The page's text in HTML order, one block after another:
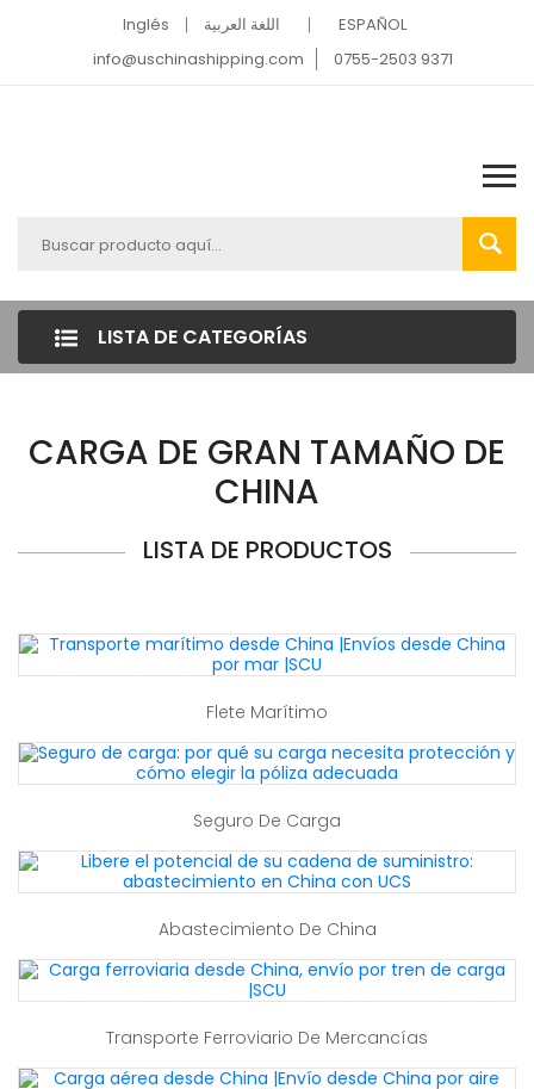
Inglés اللغة العربية
ESPAÑOL
info@uschinashipping.com
0755-2503 9371
LISTA DE CATEGORÍAS
CARGA DE GRAN TAMAÑO DE
CHINA
LISTA DE PRODUCTOS
Flete Marítimo
Seguro De Carga
Abastecimiento De China
Transporte Ferroviario De Mercancías